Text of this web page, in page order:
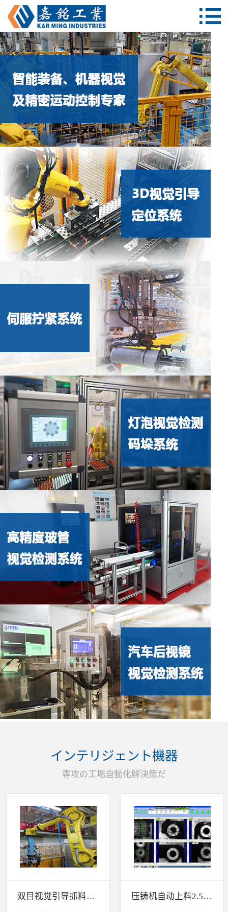
インテリジェント機器
専攻の工場自動化解決策だ
双目视觉引导抓料系统 压铸机自动上料2.5D机器人视觉引导系统